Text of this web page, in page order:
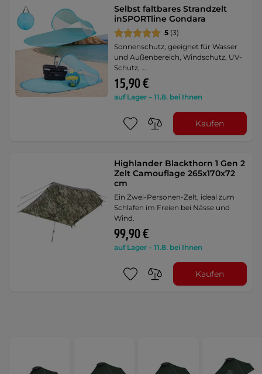
Selbst faltbares Strandzelt
inSPORTline Gondara
5 (3)
Sonnenschutz, geeignet für Wasser
und Außenbereich, Windschutz, UV-
Schutz, …
15,90 €
auf Lager – 11.8. bei Ihnen
Kaufen
Highlander Blackthorn 1 Gen 2
Zelt Camouflage 265x170x72
cm
Ein Zwei-Personen-Zelt, ideal zum
Schlafen im Freien bei Nässe und
Wind.
99,90 €
auf Lager – 11.8. bei Ihnen
Kaufen